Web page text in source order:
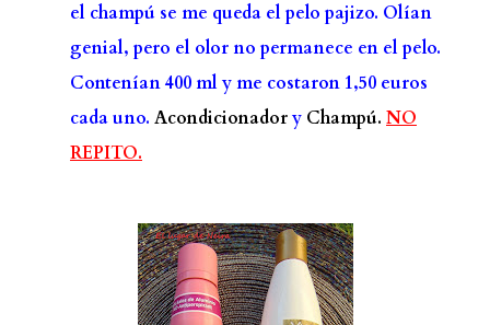
el champú se me queda el pelo pajizo. Olían
genial, pero el olor no permanece en el pelo.
Contenían 400 ml y me costaron 1,50 euros
cada uno. Acondicionadory Champú. NO
REPITO.